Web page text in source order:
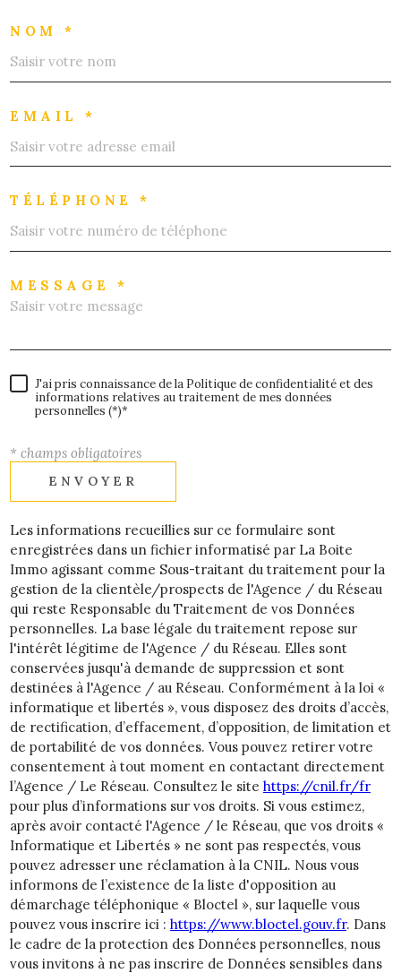
NOM *
EMAIL *
TÉLÉPHONE *
MESSAGE *
J'ai pris connaissance de la Politique de confidentialité et des
informations relatives au traitement de mes données
personnelles (*)*
* champs obligatoires
ENVOYER
Les informations recueillies sur ce formulaire sont
enregistrées dans un fichier informatisé par La Boite
Immo agissant comme Sous-traitant du traitement pour la
gestion de la clientèle/prospects de l'Agence / du Réseau
qui reste Responsable du Traitement de vos Données
personnelles. La base légale du traitement repose sur
l'intérêt légitime de l'Agence / du Réseau. Elles sont
conservées jusqu'à demande de suppression et sont
destinées à l'Agence / au Réseau. Conformément à la loi «
informatique et libertés », vous disposez des droits d’accès,
de rectification, d’effacement, d’opposition, de limitation et
de portabilité de vos données. Vous pouvez retirer votre
consentement à tout moment en contactant directement
l’Agence / Le Réseau. Consultez le site https://cnil.fr/fr
pour plus d’informations sur vos droits. Si vous estimez,
après avoir contacté l'Agence / le Réseau, que vos droits «
Informatique et Libertés » ne sont pas respectés, vous
pouvez adresser une réclamation à la CNIL. Nous vous
informons de l’existence de la liste d'opposition au
démarchage téléphonique « Bloctel », sur laquelle vous
pouvez vous inscrire ici : https://www.bloctel.gouv.fr. Dans
le cadre de la protection des Données personnelles, nous
vous invitons à ne pas inscrire de Données sensibles dans